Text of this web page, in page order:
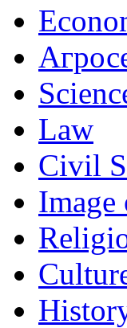
Law
Civil